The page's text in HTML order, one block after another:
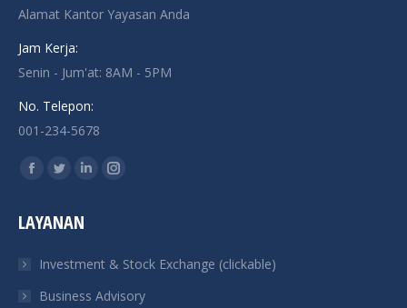
Alamat Kantor Yayasan Anda
Jam Kerja:
Senin - Jum'at: 8AM - 5PM
No. Telepon:
001-234-5678
Find us on:
Facebook
opens
new
window
Twitter
opens
new
window
Linkedin
new
window
Instagram
new
window
LAYANAN
Investment & Stock Exchange (clickable)
Business Advisory